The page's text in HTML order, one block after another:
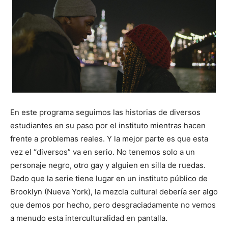
En este programa seguimos las historias de diversos
estudiantes en su paso por el instituto mientras hacen
frente a problemas reales. Y la mejor parte es que esta
vez el “diversos” va en serio. No tenemos solo a un
personaje negro, otro gay y alguien en silla de ruedas.
Dado que la serie tiene lugar en un instituto público de
Brooklyn (Nueva York), la mezcla cultural debería ser algo
que demos por hecho, pero desgraciadamente no vemos
a menudo esta interculturalidad en pantalla.